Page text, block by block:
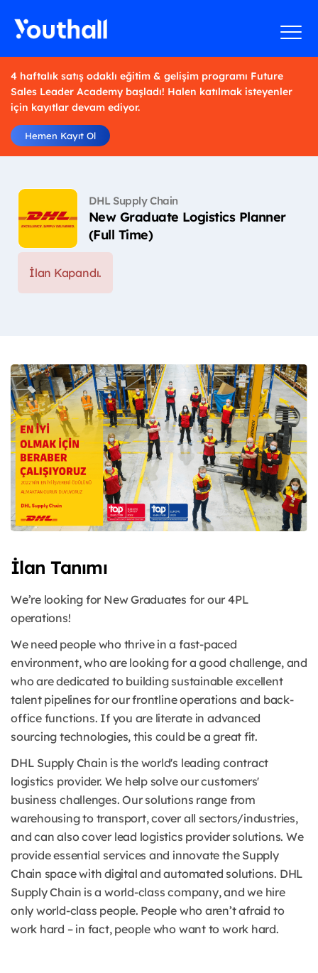
4 haftalık satış odaklı eğitim & gelişim programı Future
Sales Leader Academy başladı! Halen katılmak isteyenler
için kayıtlar devam ediyor.
Hemen Kayıt Ol
DHL Supply Chain
New Graduate Logistics Planner
(Full Time)
İlan Kapandı.
İlan Tanımı
We’re looking for New Graduates for our 4PL
operations!
We need people who thrive in a fast-paced
environment, who are looking for a good challenge, and
who are dedicated to building sustainable excellent
talent pipelines for our frontline operations and back-
office functions. If you are literate in advanced
sourcing technologies, this could be a great fit.
DHL Supply Chain is the world's leading contract
logistics provider. We help solve our customers'
business challenges. Our solutions range from
warehousing to transport, cover all sectors/industries,
and can also cover lead logistics provider solutions. We
provide essential services and innovate the Supply
Chain space with digital and automated solutions. DHL
Supply Chain is a world-class company, and we hire
only world-class people. People who aren’t afraid to
work hard – in fact, people who want to work hard.